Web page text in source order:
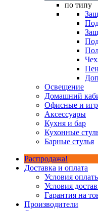
по типу
Освещение
Домашний
Офисные и
Аксессуары
Кухня и бар
Кухонные
Барные стулья
Распродажа!
Доставка и оплата
Условия
Условия
Гарантия на
Производители